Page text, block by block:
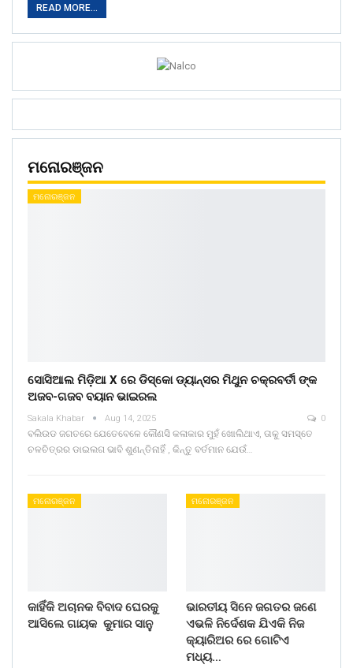
READ MORE...
ମନୋରଞ୍ଜନ
ମନୋରଞ୍ଜନ
ସୋସିଆଲ ମିଡ଼ିଆ X ରେ ଡିସ୍କୋ ଡ୍ୟାନ୍ସର ମିଥୁନ ଚକ୍ରବର୍ତୀ ଙ୍କ
ଅଜବ-ଗଜବ ବୟାନ ଭାଇରଲ
Sakala Khabar Aug 14, 2025 0
ବଲିଉଡ ଜଗତରେ ଯେତେବେଳେ କୌଣସି କଳାକାର ମୁହଁ ଖୋଲିଥାଏ, ତାକୁ ସମସ୍ତେ
ଚଳଚିତ୍ରର ଡାଇଲଗ ଭାବି ଶୁଣନ୍ତିନାହିଁ , କିନ୍ତୁ ବର୍ତମାନ ଯେଉଁ…
ମନୋରଞ୍ଜନ
କାହିଁକି ଅଚାନକ ବିବାଦ ଘେରକୁ
ଆସିଲେ ଗାୟକ କୁମାର ସାନୁ
ମନୋରଞ୍ଜନ
ଭାରତୀୟ ସିନେ ଜଗତର ଜଣେ
ଏଭଳି ନିର୍ଦେଶକ ଯିଏକି ନିଜ
କ୍ୟାରିଅର ରେ ଗୋଟିଏ
ମଧ୍ୟ…